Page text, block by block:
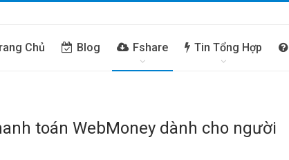
Chủ Blog Fshare Tin Tổng Hợp
toán WebMoney dành cho người